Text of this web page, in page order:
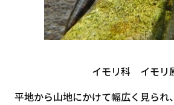
イモリ科 イモリ
平地から山地にかけて幅広く見られ